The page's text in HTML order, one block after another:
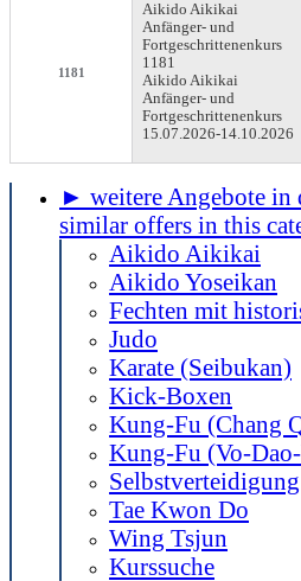
1181
Aikido Aikikai
Anfänger- und
Fortgeschrittenenkurs
1181
Aikido Aikikai
Anfänger- und
Fortgeschrittenenkurs
15.07.2026-14.10.2026
► weitere Angebote in
similar offers in this
Aikido Aikikai
Aikido Yoseikan
Fechten mit
Judo
Karate (Seibukan)
Kick-Boxen
Kung-Fu (Chang
Kung-Fu (Vo-
Selbstverteidigung
Tae Kwon Do
Wing Tsjun
Kurssuche